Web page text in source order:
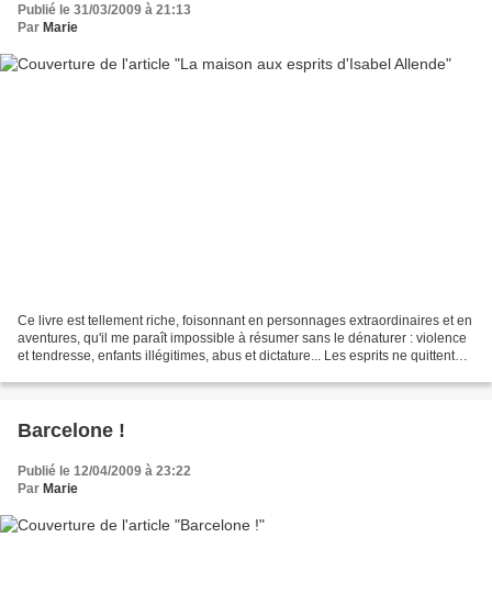
Publié le 31/03/2009 à 21:13
Par Marie
Ce livre est tellement riche, foisonnant en personnages extraordinaires et en
aventures, qu'il me paraît impossible à résumer sans le dénaturer : violence
et tendresse, enfants illégitimes, abus et dictature... Les esprits ne quittent
Barcelone !
Publié le 12/04/2009 à 23:22
Par Marie